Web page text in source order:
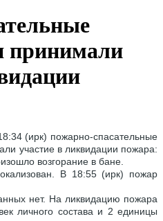
принимали
(ирк) пожарно-спасательные
участие в ликвидации пожара:
возгорание в бане.
В 18:55 (ирк) пожар
нет. На ликвидацию пожара
личного состава и 2 единицы